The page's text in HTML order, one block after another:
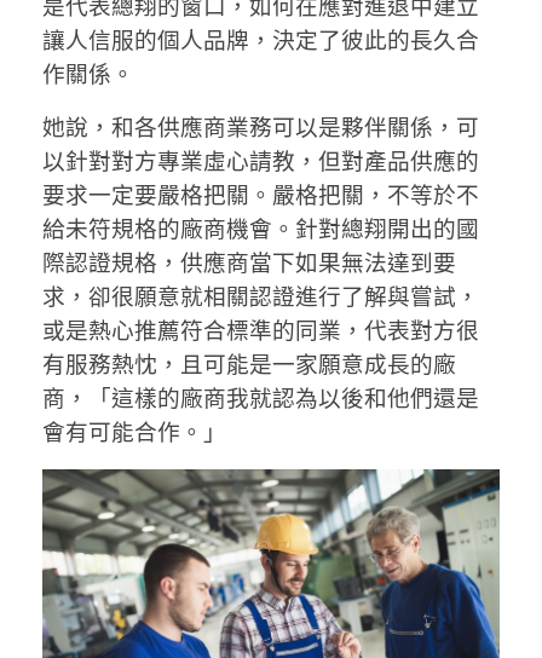
是代表總翔的窗口，如何在應對進退中建立
讓人信服的個人品牌，決定了彼此的長久合
作關係。
她說，和各供應商業務可以是夥伴關係，可
以針對對方專業虛心請教，但對產品供應的
要求一定要嚴格把關。嚴格把關，不等於不
給未符規格的廠商機會。針對總翔開出的國
際認證規格，供應商當下如果無法達到要
求，卻很願意就相關認證進行了解與嘗試，
或是熱心推薦符合標準的同業，代表對方很
有服務熱忱，且可能是一家願意成長的廠
商，「這樣的廠商我就認為以後和他們還是
會有可能合作。」